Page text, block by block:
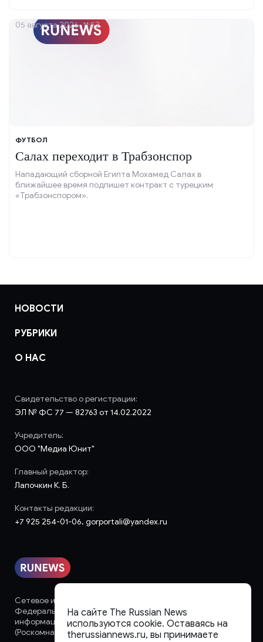
ФУТБОЛ
Салах переходит в Трабзонспор
Нападающий сборной Египта Мохамед Салах в
ближайшее время подпишет контракт с турецким
«Трабзонспором».
05 августа 2026, 11:52
НОВОСТИ
РУБРИКИ
О НАС
Сетевое издание «runews» (18+) зарегистрировано в
Федеральной службе по надзору в сфере связи,
информационных технологий и массовых коммуникаций
(Роскомнадзор)
Свидетельство о регистрации:
ЭЛ № ФС 77 — 82763 от 14.02.2022
Учредитель:
ООО "Медиа Юнит"
Главный редактор:
Лапочкин К. Б.
Контакты редакции:
+7 925 254-01-06, gorportali@yandex.ru
На сайте The Russian News
используются cookie. Оставаясь на
therussiannews.ru, вы принимаете